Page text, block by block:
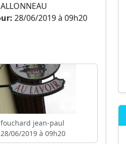
28/06/2019 à 09h20
fouchard jean-paul
06/2019 à 09h20